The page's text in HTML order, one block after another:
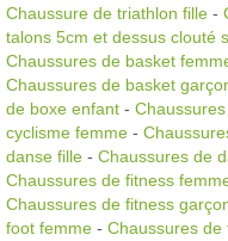
Chaussure de triathlon fille -
talons 5cm et dessus clouté
Chaussures de basket
Chaussures de basket
de boxe enfant -
cyclisme femme -
danse fille - Chaussures de
Chaussures de fitness
Chaussures de fitness
foot femme - Chaussures de